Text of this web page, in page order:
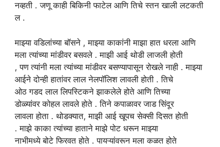
नव्हती . जणू काही बिकिनी फाटेल आणि तिचे स्तन खाली लटकती
ल .
माझ्या वडिलांच्याबॉसने ,माझ्याकाकांनीमाझा हात धरला आणि
मला त्यांच्या मांडीवर बसवले . माझी आई थोडी लाजली होती
, पण त्यांनी मला त्यांच्या मांडीवर बसण्यापासून रोखले नाही . माझ्या
आईने दोन्ही हातांवर लाल नेलपॉलिश लावली होती . तिचे
ओठ गडद लाल लिपस्टिकने झाकलेले होते आणि तिच्या
डोळ्यांवर कोहल लावले होते . तिने कपाळावर जाड सिंदूर
लावला होता . थोडक्यात, माझी आई खूपच सेक्सी दिसत होती
. माझे काका त्यांच्या हाताने माझे पोट धरून माझ्या
नाभीमध्ये बोटे फिरवत होते . पायऱ्यांवरून मला कळत होते